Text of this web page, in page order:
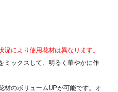
により使用花材は異なります。
ミックスして、明るく華やかに作
材のボリュームUPが可能です。オ